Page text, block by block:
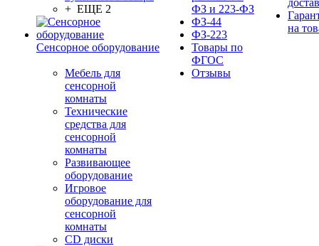
+ ЕЩЕ 2
Сенсорное оборудование
Мебель для
сенсорной
комнаты
Технические
средства для
сенсорной
комнаты
Развивающее
оборудование
Игровое
оборудование для
сенсорной
комнаты
CD диски
ФЗ и 223-ФЗ
ФЗ-44
ФЗ-223
Товары по
ФГОС
Отзывы
на